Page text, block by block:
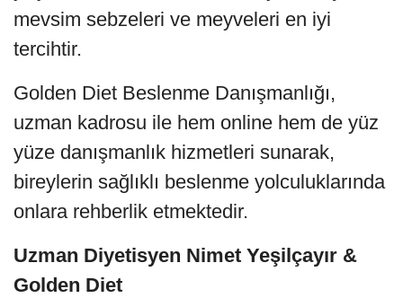
mevsim sebzeleri ve meyveleri en iyi
tercihtir.
Golden Diet Beslenme Danışmanlığı,
uzman kadrosu ile hem online hem de yüz
yüze danışmanlık hizmetleri sunarak,
bireylerin sağlıklı beslenme yolculuklarında
onlara rehberlik etmektedir.
Uzman Diyetisyen Nimet Yeşilçayır &
Golden Diet